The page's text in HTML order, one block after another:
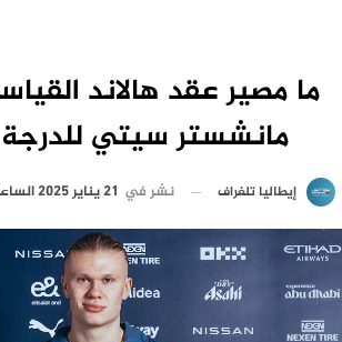
ما مصير عقد هالاند
مانشستر سيتي للدرجة
إيطاليا تلغراف نشر في 21 يناير 2025 الساعة 19 و 35 دقيقة